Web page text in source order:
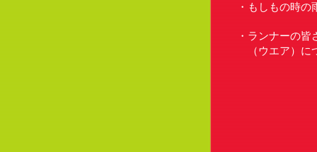
もしもの時の
ランナーの皆
（ウエア）に